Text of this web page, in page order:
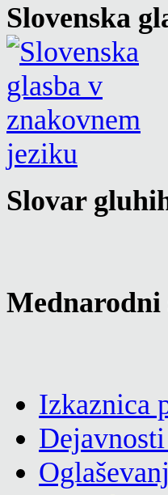
Slovenska
Slovar
Izkaznica